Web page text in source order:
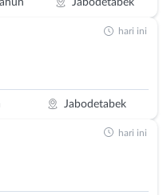
Jabodetabek
Jabodetabek
hari ini
hari ini